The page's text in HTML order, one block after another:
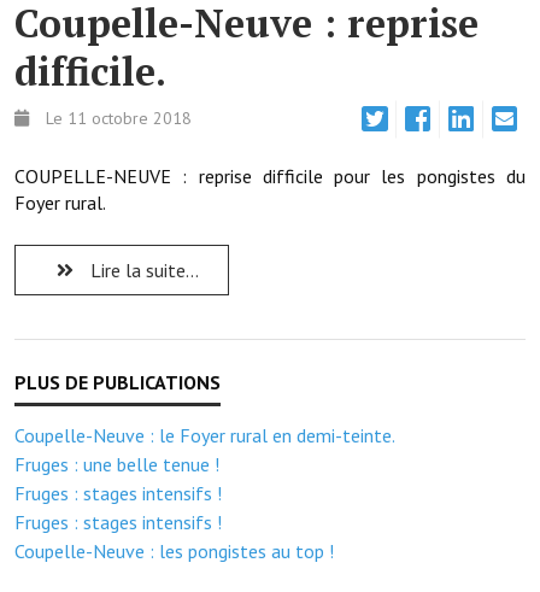
Rapport d'orientation budgétaire
Actions et projets
Communication
Le bulletin municipal : Fressinfo & Le Fressinois
Toutes les publications
Le village dans l'intercommunalité
Communauté de communes
Autres groupements
Les réseaux partenaires
L'association des maires
Coupelle-Neuve : reprise
difficile.
Le 11 octobre 2018
COUPELLE-NEUVE : reprise difficile pour les pongistes du
Foyer rural.
Lire la suite...
Coupelle-Neuve : le Foyer rural en demi-teinte.
Fruges : une belle tenue !
Fruges : stages intensifs !
Fruges : stages intensifs !
Coupelle-Neuve : les pongistes au top !